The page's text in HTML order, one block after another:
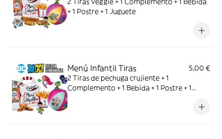
+ 1 Postre + 1 Juguete
Menú Infantil Tiras
5,00 €
2 Tiras de pechuga crujiente + 1
Complemento + 1 Bebida + 1 Postre + 1